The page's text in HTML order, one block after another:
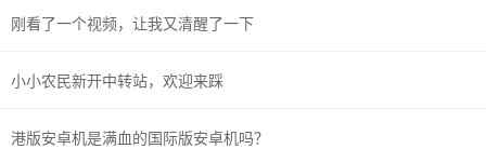
刚看了一个视频，让我又清醒了一下
小小农民新开中转站，欢迎来踩
港版安卓机是满血的国际版安卓机吗？